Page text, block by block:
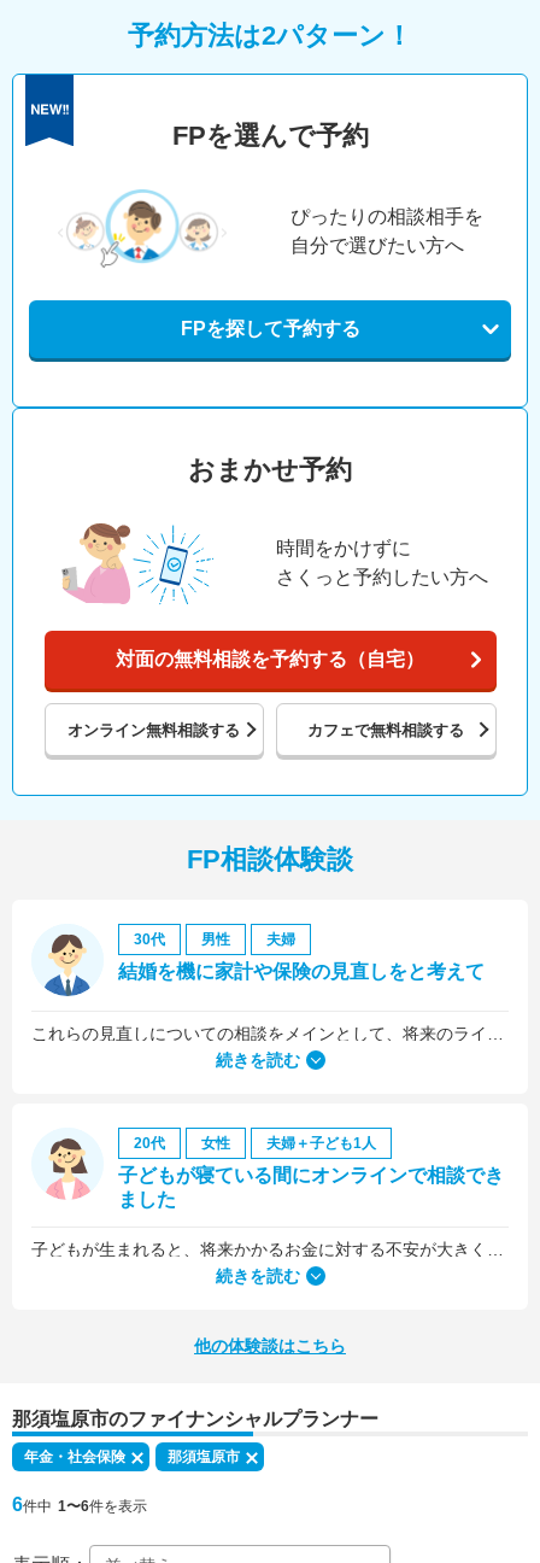
予約方法は2パターン！
FPを選んで予約
ぴったりの相談相手を
自分で選びたい方へ
FPを探して予約する
おまかせ予約
時間をかけずに
さくっと予約したい方へ
対面の無料相談を予約する（自宅）
オンライン無料相談する カフェで無料相談する
FP相談体験談
30代 男性 夫婦
結婚を機に家計や保険の見直しをと考えて
続きを読む
20代 女性 夫婦＋子ども1人
子どもが寝ている間にオンラインで相談でき
ました
何より、とても親身になって対応してくださって大満足。うちと同じように子どもの将来のお金のことで悩んでいる友人にも教えました。
続きを読む
他の体験談はこちら
那須塩原市のファイナンシャルプランナー
年金・社会保険 那須塩原市
6件中 1〜6件を表示